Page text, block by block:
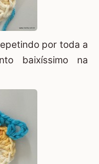
por toda a
baixíssimo na